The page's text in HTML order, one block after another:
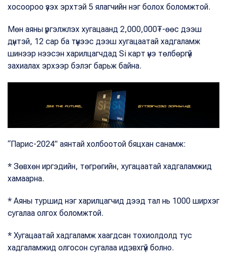
хосоороо үзэх эрхтэй 5 ялагчийн нэг болох боломжтой.
Мөн аяны үргэлжлэх хугацаанд 2,000,000₮-өөс дээш
дүнтэй, 12 сар ба түүнээс дээш хугацаатай хадгаламж
шинээр нээсэн харилцагчдад Si карт үнэ төлбөргүй
захиалах эрхээр бэлэг барьж байна.
“Парис-2024” аянтай холбоотой бяцхан санамж:
* Зөвхөн иргэдийн, төгрөгийн, хугацаатай хадгаламжид
хамаарна.
* Аяны туршид нэг харилцагчид дээд тал нь 1000 ширхэг
сугалаа олгох боломжтой.
* Хугацаатай хадгаламж хаагдсан тохиолдолд тус
хадгаламжид олгосон сугалаа идэвхгүй болно.